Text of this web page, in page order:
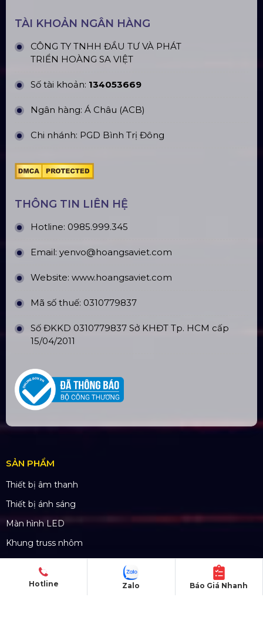
TÀI KHOẢN NGÂN HÀNG
CÔNG TY TNHH ĐẦU TƯ VÀ PHÁT
TRIỂN HOÀNG SA VIỆT
Số tài khoản: 134053669
Ngân hàng: Á Châu (ACB)
Chi nhánh: PGD Bình Trị Đông
THÔNG TIN LIÊN HỆ
Hotline: 0985.999.345
Email: yenvo@hoangsaviet.com
Website: www.hoangsaviet.com
Mã số thuế: 0310779837
Số ĐKKD 0310779837 Sở KHĐT Tp. HCM cấp
15/04/2011
SẢN PHẨM
Thiết bị âm thanh
Thiết bị ánh sáng
Màn hình LED
Khung truss nhôm
Hotline Báo Giá Nhanh
Zalo